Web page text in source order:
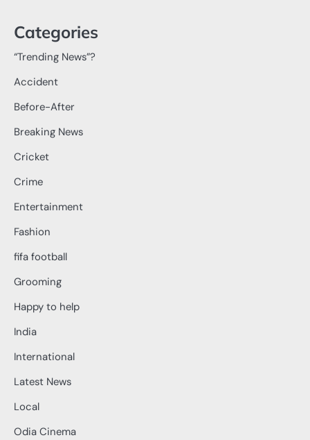
Categories
“Trending News”?
Accident
Before-After
Breaking News
Cricket
Crime
Entertainment
Fashion
fifa football
Grooming
Happy to help
India
International
Latest News
Local
Odia Cinema